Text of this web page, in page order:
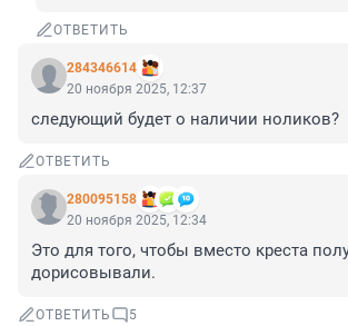
ОТВЕТИТЬ
284346614
20 ноября 2025, 12:37
следующий будет о наличии ноликов?
ОТВЕТИТЬ
280095158
20 ноября 2025, 12:34
Это для того, чтобы вместо креста
дорисовывали.
ОТВЕТИТЬ 5